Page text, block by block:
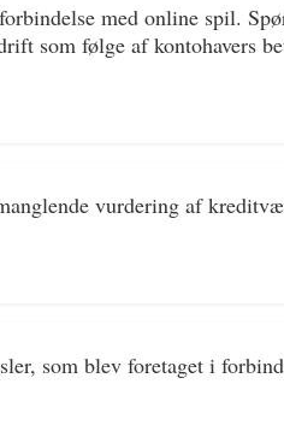
med online spil.
som følge af kontohavers
vurdering af
som blev foretaget i